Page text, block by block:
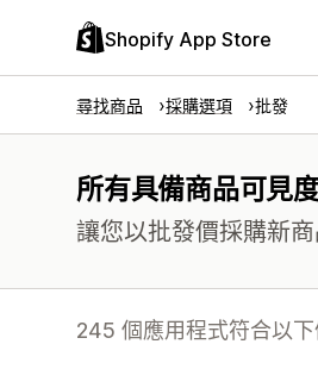
Shopify App Store
尋找商品 採購選項 批發
所有具備商品可見
讓您以批發價採購新
245 個應用程式符合以下